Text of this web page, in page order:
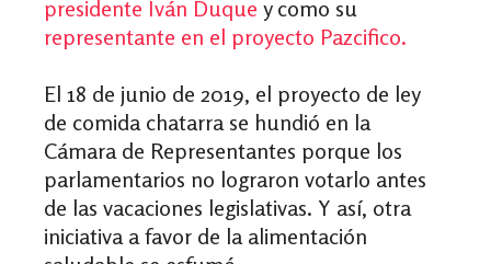
presidente Iván Duque y como su
representante en el proyecto Pazcifico.
El 18 de junio de 2019, el proyecto de ley
de comida chatarra se hundió en la
Cámara de Representantes porque los
parlamentarios no lograron votarlo antes
de las vacaciones legislativas. Y así, otra
iniciativa a favor de la alimentación